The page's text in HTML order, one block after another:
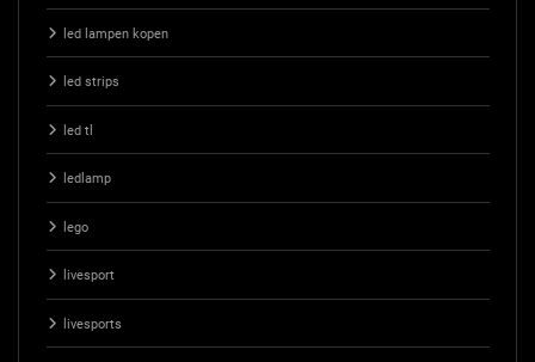
led lampen kopen
led strips
led tl
ledlamp
lego
livesport
livesports